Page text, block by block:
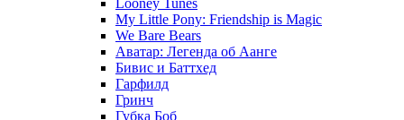
Looney Tunes
My Little Pony: Friendship is Magic
We Bare Bears
Аватар: Легенда об Аанге
Бивис и Баттхед
Гарфилд
Гринч
Губка Боб